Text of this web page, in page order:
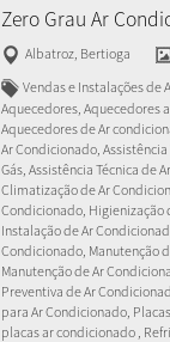
Zero Grau Ar
Albatroz, Bertioga
Vendas e Instalações de
Aquecedores, Aquecedores a
Aquecedores de Ar
Ar Condicionado,
Gás, Assistência Técnica de
Climatização de Ar
Condicionado, Higienização
Instalação de Ar
Condicionado, Manutenção
Manutenção de Ar
Preventiva de Ar
para Ar Condicionado,
placas ar condicionado ,